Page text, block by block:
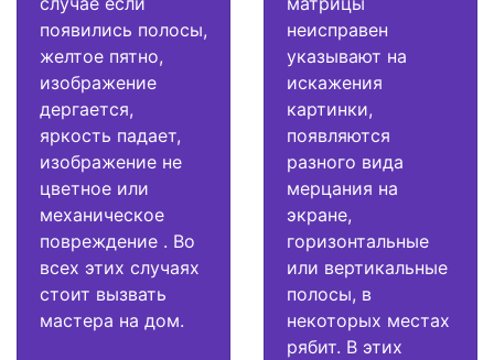
появились полосы,
желтое пятно,
изображение
дергается,
яркость падает,
изображение не
цветное или
механическое
повреждение . Во
всех этих случаях
стоит вызвать
мастера на дом.
неисправен
указывают на
искажения
картинки,
появляются
разного вида
мерцания на
экране,
горизонтальные
или вертикальные
полосы, в
некоторых местах
рябит. В этих